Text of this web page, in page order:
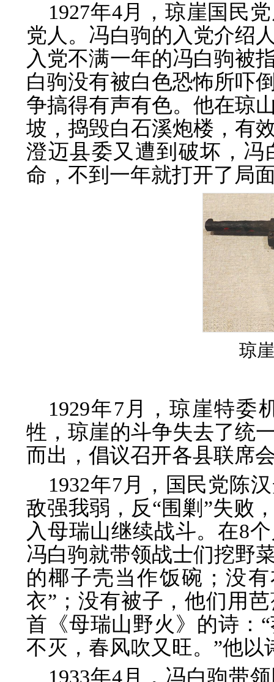
1927年4月，琼崖国民
党人。冯白驹的入党介绍
入党不满一年的冯白驹被
白驹没有被白色恐怖所吓
争搞得有声有色。他在琼
坡，捣毁白石溪炮楼，有
澄迈县委又遭到破坏，
命，不到一年就打开了局
琼
1929年7月，琼崖特委
牲，琼崖的斗争失去了统
而出，倡议召开各县联席
1932年7月，国民党陈
敌强我弱，反“围剿”失败
入母瑞山继续战斗。在8
冯白驹就带领战士们挖野
的椰子壳当作饭碗；没
衣”；没有被子，他们用
首《母瑞山野火》的诗：
不灭，春风吹又旺。”他
1933年4月，冯白驹带